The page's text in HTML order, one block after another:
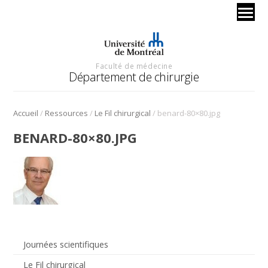
Faculté de médecine
Département de chirurgie
Accueil / Ressources / Le Fil chirurgical / benard-80×80.jpg
Journées scientifiques
Le Fil chirurgical
BENARD-80×80.JPG